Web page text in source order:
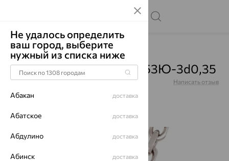
Главная Каталог Цепи
Цепь, серебро, НЦ22-053Ю-3d0,35
Артикул:НЦ22-053Ю-3d0,35 Написать отзыв
Не удалось определить
ваш город, выберите
нужный из списка ниже
Абакан доставка
Абатское доставка
Абдулино доставка
Абинск доставка